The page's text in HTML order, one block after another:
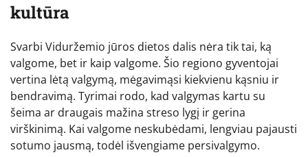
kultūra
Svarbi Viduržemio jūros dietos dalis nėra tik tai, ką
valgome, bet ir kaip valgome. Šio regiono gyventojai
vertina lėtą valgymą, mėgavimąsi kiekvienu kąsniu ir
bendravimą. Tyrimai rodo, kad valgymas kartu su
šeima ar draugais mažina streso lygį ir gerina
virškinimą. Kai valgome neskubėdami, lengviau pajausti
sotumo jausmą, todėl išvengiame persivalgymo.